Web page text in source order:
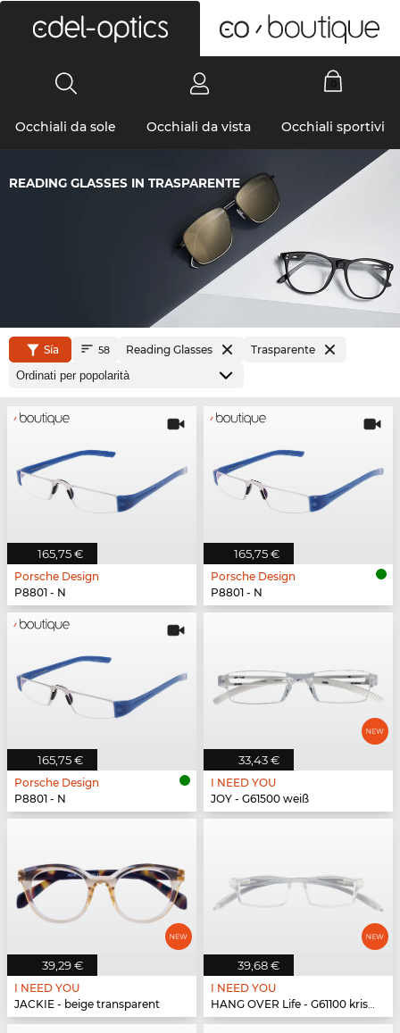
Occhiali da sole Occhiali da vista Occhiali sportivi
READING GLASSES IN TRASPARENTE
Sía 58 Reading Glasses Trasparente
165,75 €
Porsche Design
P8801 - N
165,75 €
Porsche Design
P8801 - N
165,75 €
Porsche Design
P8801 - N
33,43 €
I NEED YOU
JOY - G61500 weiß
39,29 €
I NEED YOU
JACKIE - beige transparent
39,68 €
I NEED YOU
HANG OVER Life - G61100 kristall